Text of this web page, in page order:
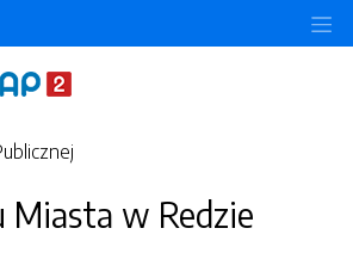
Miasta w Redzie